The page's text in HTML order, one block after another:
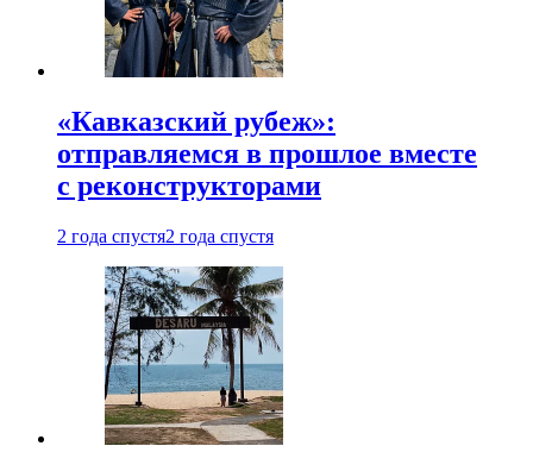
«Кавказский рубеж»:
отправляемся в прошлое вместе
с реконструкторами
2 года спустя2 года спустя